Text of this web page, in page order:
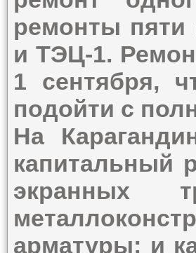
ремонты пяти
и ТЭЦ-1.
1 сентября,
подойти с
На
капитальный
экранных
арматуры; и